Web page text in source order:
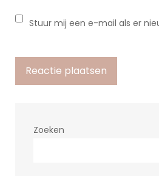
Stuur mij een e-mail als er
Zoeken